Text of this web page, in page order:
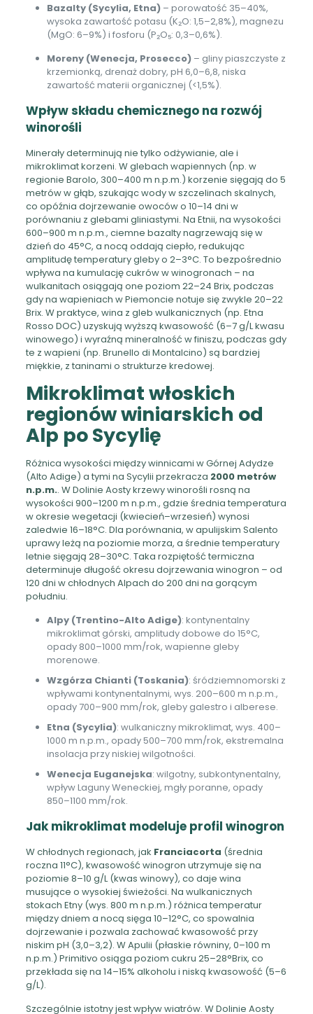
Bazalty (Sycylia, Etna)– porowatość 35–40%,
wysoka zawartość potasu (K₂O: 1,5–2,8%), magnezu
(MgO: 6–9%) i fosforu (P₂O₅: 0,3–0,6%).
Moreny (Wenecja, Prosecco)– gliny piaszczyste z
krzemionką, drenaż dobry, pH 6,0–6,8, niska
zawartość materii organicznej (<1,5%).
Wpływ składu chemicznego na rozwój
winorośli
Minerały determinują nie tylko odżywianie, ale i
mikroklimat korzeni. W glebach wapiennych (np. w
regionie Barolo, 300–400 m n.p.m.) korzenie sięgają do 5
metrów w głąb, szukając wody w szczelinach skalnych,
co opóźnia dojrzewanie owoców o 10–14 dni w
porównaniu z glebami gliniastymi. Na Etnii, na wysokości
600–900 m n.p.m., ciemne bazalty nagrzewają się w
dzień do 45°C, a nocą oddają ciepło, redukując
amplitudę temperatury gleby o 2–3°C. To bezpośrednio
wpływa na kumulację cukrów w winogronach – na
wulkanitach osiągają one poziom 22–24 Brix, podczas
gdy na wapieniach w Piemoncie notuje się zwykle 20–22
Brix. W praktyce, wina z gleb wulkanicznych (np. Etna
Rosso DOC) uzyskują wyższą kwasowość (6–7 g/L kwasu
winowego) i wyraźną mineralność w finiszu, podczas gdy
te z wapieni (np. Brunello di Montalcino) są bardziej
miękkie, z taninami o strukturze kredowej.
Mikroklimat włoskich
regionów winiarskich od
Alp po Sycylię
Różnica wysokości między winnicami w Górnej Adydze
(Alto Adige) a tymi na Sycylii przekracza 2000 metrów
n.p.m.. W Dolinie Aosty krzewy winorośli rosną na
wysokości 900–1200 m n.p.m., gdzie średnia temperatura
w okresie wegetacji (kwiecień–wrzesień) wynosi
zaledwie 16–18°C. Dla porównania, w apulijskim Salento
uprawy leżą na poziomie morza, a średnie temperatury
letnie sięgają 28–30°C. Taka rozpiętość termiczna
determinuje długość okresu dojrzewania winogron – od
120 dni w chłodnych Alpach do 200 dni na gorącym
południu.
Alpy (Trentino-Alto Adige): kontynentalny
mikroklimat górski, amplitudy dobowe do 15°C,
opady 800–1000 mm/rok, wapienne gleby
morenowe.
Wzgórza Chianti (Toskania): śródziemnomorski z
wpływami kontynentalnymi, wys. 200–600 m n.p.m.,
opady 700–900 mm/rok, gleby galestro i alberese.
Etna (Sycylia): wulkaniczny mikroklimat, wys. 400–
1000 m n.p.m., opady 500–700 mm/rok, ekstremalna
insolacja przy niskiej wilgotności.
Wenecja Euganejska: wilgotny, subkontynentalny,
wpływ Laguny Weneckiej, mgły poranne, opady
850–1100 mm/rok.
Jak mikroklimat modeluje profil winogron
W chłodnych regionach, jak Franciacorta (średnia
roczna 11°C), kwasowość winogron utrzymuje się na
poziomie 8–10 g/L (kwas winowy), co daje wina
musujące o wysokiej świeżości. Na wulkanicznych
stokach Etny (wys. 800 m n.p.m.) różnica temperatur
między dniem a nocą sięga 10–12°C, co spowalnia
dojrzewanie i pozwala zachować kwasowość przy
niskim pH (3,0–3,2). W Apulii (płaskie równiny, 0–100 m
n.p.m.) Primitivo osiąga poziom cukru 25–28°Brix, co
przekłada się na 14–15% alkoholu i niską kwasowość (5–6
g/L).
Szczególnie istotny jest wpływ wiatrów. W Dolinie Aosty